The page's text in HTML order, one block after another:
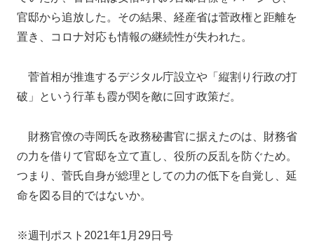
官邸から追放した。その結果、経産省は菅政権と距離を
置き、コロナ対応も情報の継続性が失われた。
菅首相が推進するデジタル庁設立や「縦割り行政の打
破」という行革も霞が関を敵に回す政策だ。
財務官僚の寺岡氏を政務秘書官に据えたのは、財務省
の力を借りて官邸を立て直し、役所の反乱を防ぐため。
つまり、菅氏自身が総理としての力の低下を自覚し、延
命を図る目的ではないか。
※週刊ポスト2021年1月29日号